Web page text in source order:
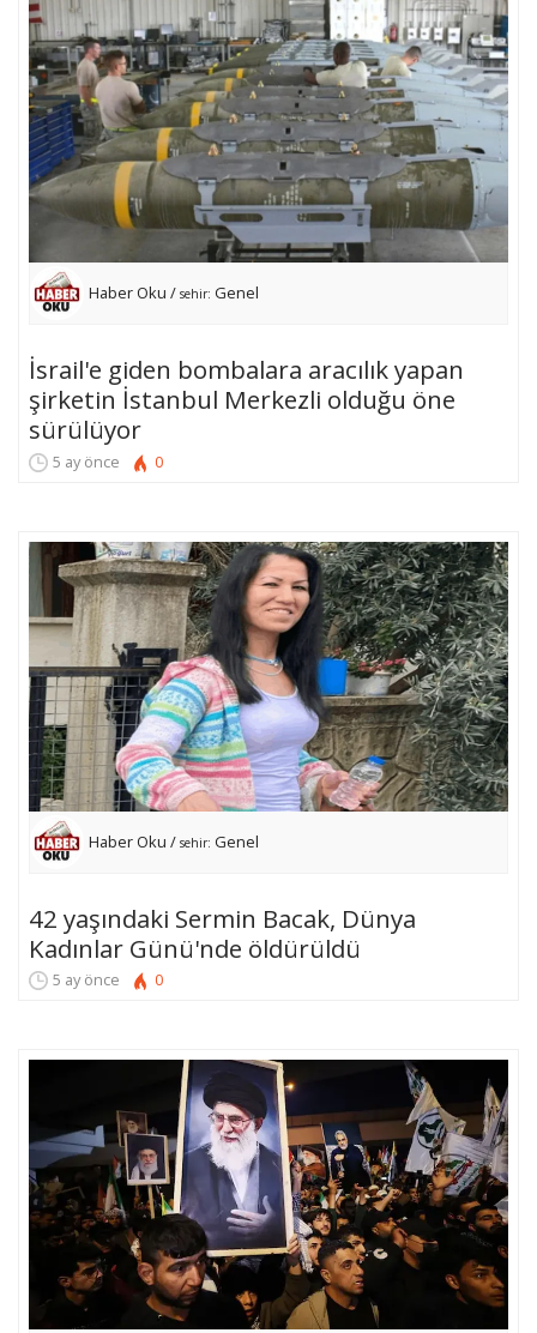
Haber Oku / sehir: Genel
İsrail'e giden bombalara aracılık yapan
şirketin İstanbul Merkezli olduğu öne
sürülüyor
5 ay önce 0
Haber Oku / sehir: Genel
42 yaşındaki Sermin Bacak, Dünya
Kadınlar Günü'nde öldürüldü
5 ay önce 0